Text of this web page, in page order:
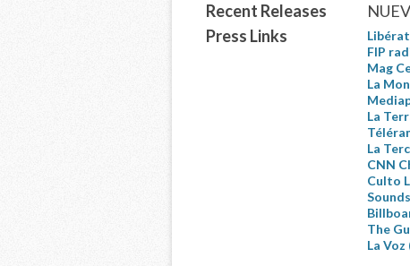
Recent Releases
Press Links
FIP
Mag
La
La
La
CNN
Culto
The
La